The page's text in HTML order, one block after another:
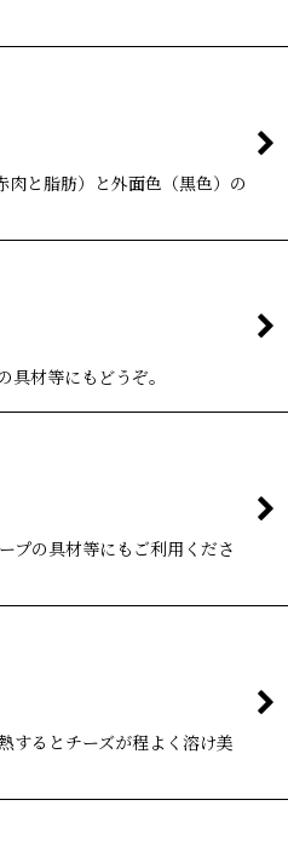
と脂肪）と外面色（黒色）の
材等にもどうぞ。
プの具材等にもご利用くださ
するとチーズが程よく溶け美